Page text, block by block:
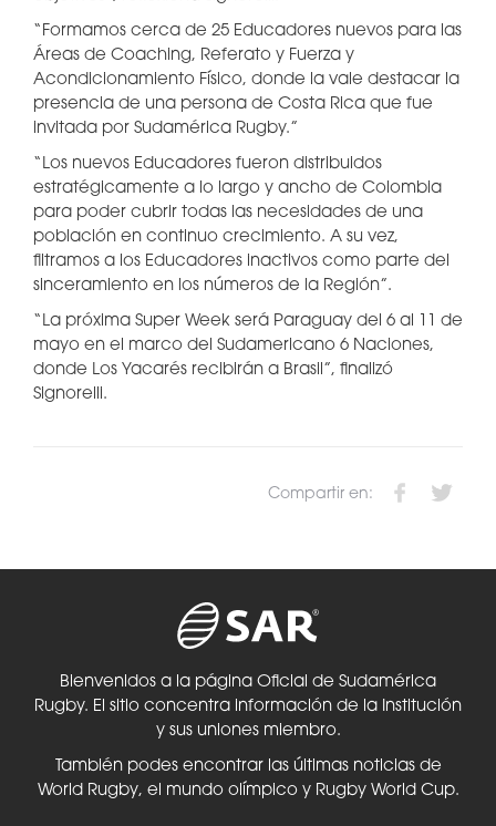
“Formamos cerca de 25 Educadores nuevos para las
Áreas de Coaching, Referato y Fuerza y
Acondicionamiento Físico, donde la vale destacar la
presencia de una persona de Costa Rica que fue
invitada por Sudamérica Rugby.”
“Los nuevos Educadores fueron distribuidos
estratégicamente a lo largo y ancho de Colombia
para poder cubrir todas las necesidades de una
población en continuo crecimiento. A su vez,
filtramos a los Educadores inactivos como parte del
sinceramiento en los números de la Región”.
“La próxima Super Week será Paraguay del 6 al 11 de
mayo en el marco del Sudamericano 6 Naciones,
donde Los Yacarés recibirán a Brasil”, finalizó
Signorelli.
Compartir en:
Bienvenidos a la página Oficial de Sudamérica
Rugby. El sitio concentra información de la Institución
y sus uniones miembro.
También podes encontrar las últimas noticias de
World Rugby, el mundo olímpico y Rugby World Cup.